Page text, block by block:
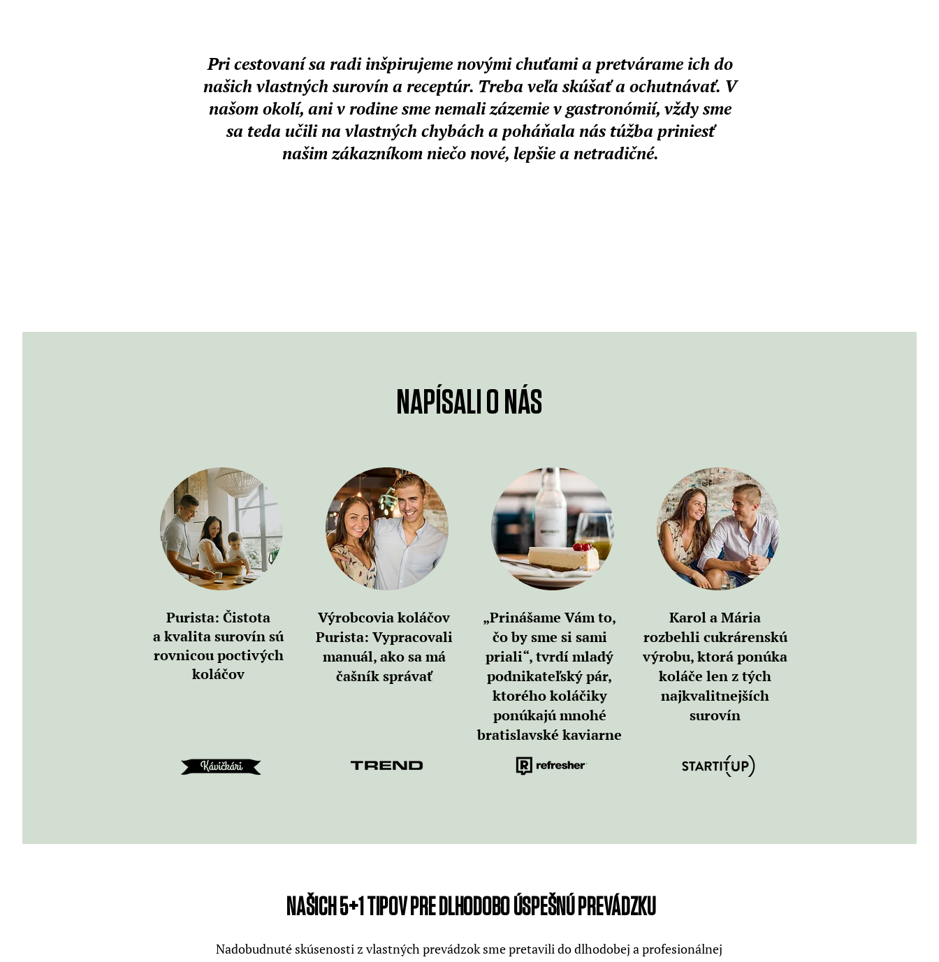
Pri cestovaní sa radi inšpirujeme novými chuťami a pretvárame ich do
našich vlastných surovín a receptúr. Treba veľa skúšať a ochutnávať. V
našom okolí, ani v rodine sme nemali zázemie v gastronómií, vždy sme
sa teda učili na vlastných chybách a poháňala nás túžba priniesť
našim zákazníkom niečo nové, lepšie a netradičné.
NAPÍSALI O NÁS
Purista: Čistota
a kvalita surovín sú
rovnicou poctivých
koláčov
Výrobcovia koláčov
Purista: Vypracovali
manuál, ako sa má
čašník správať
„Prinášame Vám to,
čo by sme si sami
priali“, tvrdí mladý
podnikateľský pár,
ktorého koláčiky
ponúkajú mnohé
bratislavské kaviarne
Karol a Mária
rozbehli cukrárenskú
výrobu, ktorá ponúka
koláče len z tých
najkvalitnejších
surovín
NAŠICH 5+1 TIPOV PRE DLHODOBO ÚSPEŠNÚ PREVÁDZKU
Nadobudnuté skúsenosti z vlastných prevádzok sme pretavili do dlhodobej a profesionálnej